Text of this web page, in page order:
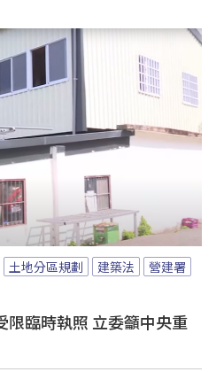
土地分區規劃 建築法
營建署
限臨時執照 立委籲中央重